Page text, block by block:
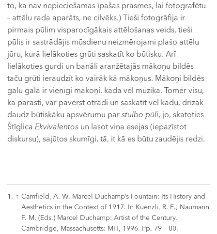
to, ka nav nepieciešamas īpašas prasmes, lai fotografētu
– attēlu rada aparāts, ne cilvēks.) Tieši fotogrāfija ir
pirmais pūlim visparocīgākais attēlošanas veids, tieši
pūlis ir sastrādājis mūsdienu neizmērojami plašo attēlu
jūru, kurā lielākoties grūti saskatīt ko būtisku. Arī
lielākoties gurdi un banāli aranžētajās mākoņu bildēs
taču grūti ieraudzīt ko vairāk kā mākoņus. Mākoņi bildēs
galu galā ir vienīgi mākoņi, kāda vēl mūzika. Tomēr visu,
kā parasti, var pavērst otrādi un saskatīt vēl kādu, drīzāk
daudz būtiskāku apsvērumu parstulbo pūli, jo, skatoties
Štīglica Ekvivalentos un lasot viņa esejas (iepazīstot
diskursu), sajūtos skumīgi, tā, it kā es būtu zaudējis redzi.
1. ↑ Camfield, A. W. Marcel Duchamp’s Fountain: Its History and
Aesthetics in the Context of 1917. In Kuenzli, R. E., Naumann
F. M. (Eds.) Marcel Duchamp: Artist of the Century.
Cambridge, Massachusetts: MIT, 1996. Pp. 79 – 80.